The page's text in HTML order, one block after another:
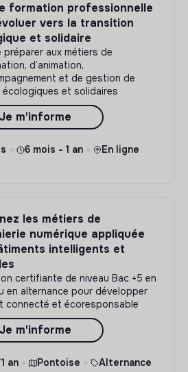
formation professionnelle
vers la transition
et solidaire
préparer aux métiers de
d’animation,
et de gestion de
et solidaires
Je m'informe
6 mois - 1 an
En ligne
les métiers de
numérique appliquée
intelligents et
certifiante de niveau Bac +5 en
en alternance pour développer
connecté et écoresponsable
Je m'informe
an Pontoise Alternance